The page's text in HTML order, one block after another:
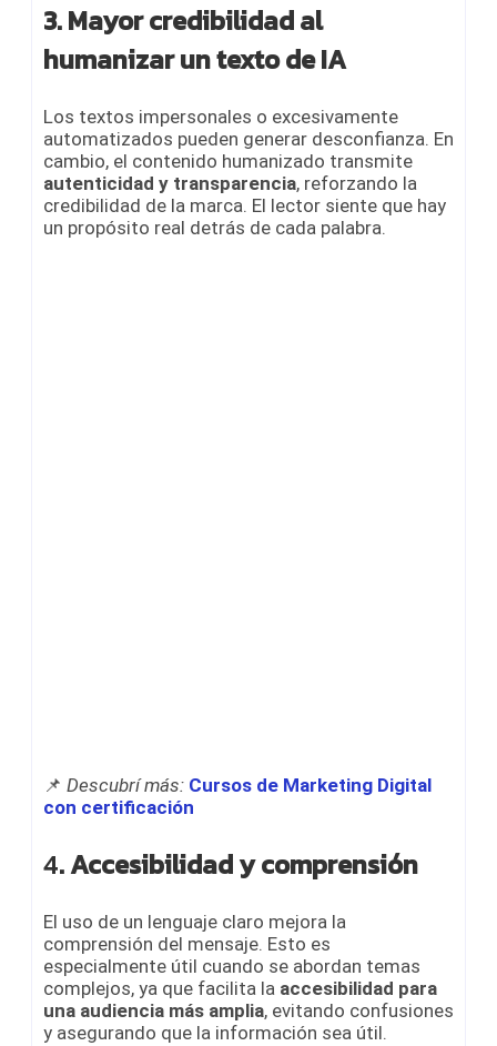
3. Mayor credibilidadal
humanizar un texto de IA
Los textos impersonales o excesivamente
automatizados pueden generar desconfianza. En
cambio, el contenido humanizado transmite
autenticidad y transparencia, reforzando la
credibilidad de la marca. El lector siente que hay
un propósito real detrás de cada palabra.
📌 Descubrí más: Cursos de Marketing Digital
con certificación
4. Accesibilidad y comprensión
El uso de un lenguaje claro mejora la
comprensión del mensaje. Esto es
especialmente útil cuando se abordan temas
complejos, ya que facilita la accesibilidad para
una audiencia más amplia, evitando confusiones
y asegurando que la información sea útil.